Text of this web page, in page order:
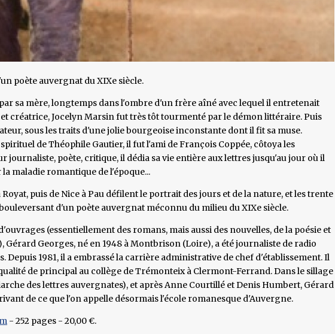
poète auvergnat du XIXe siècle.
sa mère, longtemps dans l'ombre d'un frère aîné avec lequel il entretenait
créatrice, Jocelyn Marsin fut très tôt tourmenté par le démon littéraire. Puis
sous les traits d'une jolie bourgeoise inconstante dont il fit sa muse.
de Théophile Gautier, il fut l'ami de François Coppée, côtoya les
journaliste, poète, critique, il dédia sa vie entière aux lettres jusqu'au jour où il
maladie romantique de l'époque...
Royat, puis de Nice à Pau défilent le portrait des jours et de la nature, et les trente
d'un poète auvergnat méconnu du milieu du XIXe siècle.
(essentiellement des romans, mais aussi des nouvelles, de la poésie et
Gérard Georges, né en 1948 à Montbrison (Loire), a été journaliste de radio
Depuis 1981, il a embrassé la carrière administrative de chef d'établissement. Il
de principal au collège de Trémonteix à Clermont-Ferrand. Dans le sillage
des lettres auvergnates), et après Anne Courtillé et Denis Humbert, Gérard
de ce que l'on appelle désormais l'école romanesque d'Auvergne.
- 252 pages - 20,00 €.